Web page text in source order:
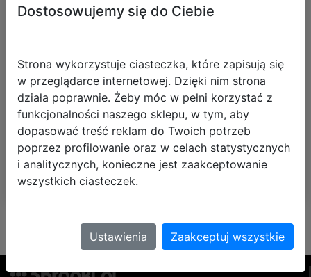
37,85 zł
Termin wysyłki: wysyłka w środę
Koszt dostawy od:13,90 zł
DO KOSZYKA
Dostosowujemy się do Ciebie
Strona wykorzystuje ciasteczka, które zapisują się
w przeglądarce internetowej. Dzięki nim strona
działa poprawnie. Żeby móc w pełni korzystać z
funkcjonalności naszego sklepu, w tym, aby
dopasować treść reklam do Twoich potrzeb
poprzez profilowanie oraz w celach statystycznych
i analitycznych, konieczne jest zaakceptowanie
wszystkich ciasteczek.
Ustawienia Zaakceptuj wszystkie